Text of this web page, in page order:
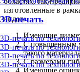
3D-печать
3D-печать по
3D-печать по
3D-печать по
3D-печать по
изготовленные в
видов:
Имеющие
С повышенным
такого
С размерами